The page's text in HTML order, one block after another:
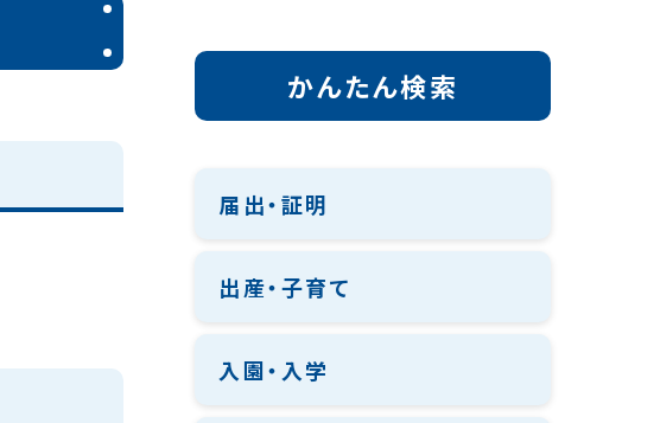
かんたん検索
届出・証明
出産・子育て
入園・入学